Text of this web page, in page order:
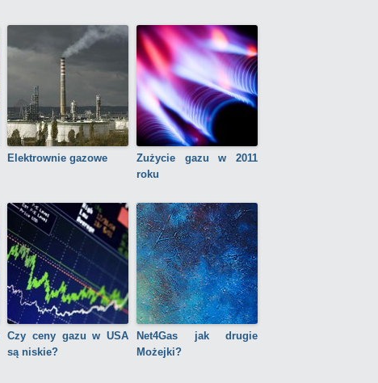
Elektrownie gazowe
Zużycie gazu w 2011
roku
Czy ceny gazu w USA
są niskie?
Net4Gas jak drugie
Możejki?